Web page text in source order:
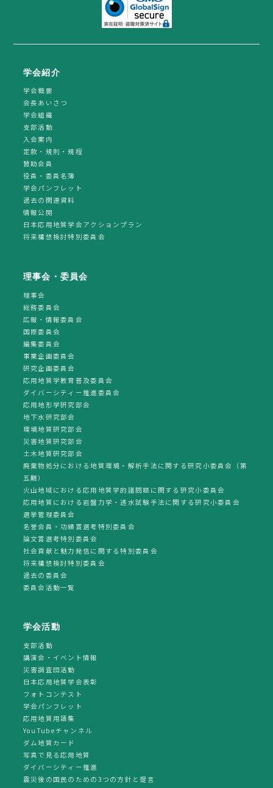
学会紹介
学会概要
会長あいさつ
学会組織
支部活動
入会案内
定款・規則・規程
賛助会員
役員・委員名簿
学会パンフレット
過去の関連資料
情報公開
日本応用地質学会アクションプラン
将来構想検討特別委員会
理事会・委員会
理事会
総務委員会
広報・情報委員会
国際委員会
編集委員会
事業企画委員会
研究企画委員会
応用地質学教育普及委員会
ダイバーシティー推進委員会
応用地形学研究部会
地下水研究部会
環境地質研究部会
災害地質研究部会
土木地質研究部会
廃棄物処分における地質環境・解析手法に関する研究小委員会（第
五期）
火山地域における応用地質学的諸問題に関する研究小委員会
応用地質における岩盤力学・透水試験手法に関する研究小委員会
選挙管理委員会
名誉会員・功績賞選考特別委員会
論文賞選考特別委員会
社会貢献と魅力発信に関する特別委員会
将来構想検討特別委員会
過去の委員会
委員会活動一覧
学会活動
支部活動
講演会・イベント情報
災害調査団活動
日本応用地質学会表彰
フォトコンテスト
学会パンフレット
応用地質用語集
YouTubeチャンネル
ダム地質カード
写真で見る応用地質
ダイバーシティー推進
震災後の国民のための3つの方針と提言